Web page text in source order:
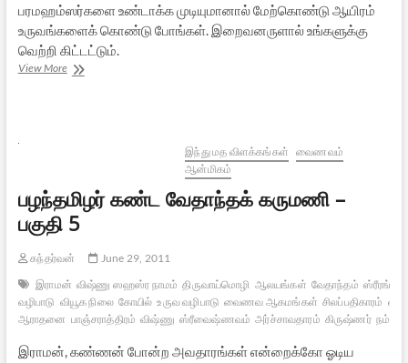
பரமஹம்ஸர்களை உண்டாக்க முடியுமானால் மேற்கொண்டு ஆயிரம்
உருவங்களைக் கொண்டு போங்கள். இறைவனருளால் உங்களுக்கு
வெற்றி கிட்டட்டும்.
View Moreஎழுமின்
இந்து மத விளக்கங்கள்
வைணவம்
ஆன்மிகம்
பழந்தமிழர் கண்ட வேதாந்தக் கருமணி –
பகுதி 5
கந்தர்வன்
June 29, 2011
இராமன் விஷ்ணு ஸஹஸ்ர நாமம் திருவாய்மொழி ஆலயங்கள் வேதாந்தம் ஸ்ரீரங்கம்
வழிபாடு வியூக நிலை கோயில் உருவ வழிபாடு வைணவ ஆகமங்கள் சிலப்பதிகாரம்
ஆராதனை பாஞ்சராத்திரம் விஷ்ணு ஸ்ரீவைஷ்ணவம் அர்ச்சாவதாரம் கிருஷ்ணர்
இராமன், கண்ணன் போன்ற அவதாரங்கள் என்றைக்கோ ஓடிய